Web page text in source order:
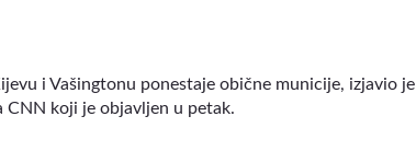
i Vašingtonu ponestaje obične municije, izjavio je
CNN koji je objavljen u petak.